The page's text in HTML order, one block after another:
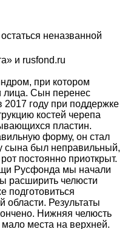
неназванной
и rusfond.ru
при котором
лица. Сын перенес
2017 году при поддержке
костей черепа
пластин.
форму, он стал
сына был неправильный,
постоянно приоткрыт.
Русфонда мы начали
расширить челюсти
подготовиться
области. Результаты
Нижняя челюсть
места на верхней.